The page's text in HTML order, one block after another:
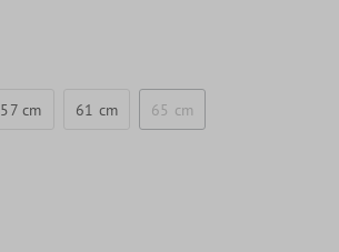
57 cm 61 cm 65 cm